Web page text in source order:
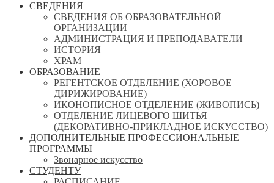
СВЕДЕНИЯ
СВЕДЕНИЯ ОБ ОБРАЗОВАТЕЛЬНОЙ
ОРГАНИЗАЦИИ
АДМИНИСТРАЦИЯ И ПРЕПОДАВАТЕЛИ
ИСТОРИЯ
ХРАМ
ОБРАЗОВАНИЕ
РЕГЕНТСКОЕ ОТДЕЛЕНИЕ (ХОРОВОЕ
ДИРИЖИРОВАНИЕ)
ИКОНОПИСНОЕ ОТДЕЛЕНИЕ (ЖИВОПИСЬ)
ОТДЕЛЕНИЕ ЛИЦЕВОГО ШИТЬЯ
(ДЕКОРАТИВНО-ПРИКЛАДНОЕ ИСКУССТВО)
ДОПОЛНИТЕЛЬНЫЕ ПРОФЕССИОНАЛЬНЫЕ
ПРОГРАММЫ
Звонарное искусство
СТУДЕНТУ